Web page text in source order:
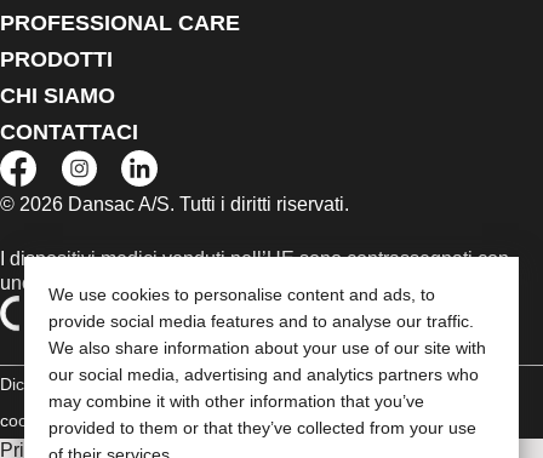
We use cookies to personalise content and ads, to
provide social media features and to analyse our traffic.
We also share information about your use of our site with
our social media, advertising and analytics partners who
may combine it with other information that you’ve
provided to them or that they’ve collected from your use
PROFESSIONAL CARE
PRODOTTI
CHI SIAMO
CONTATTACI
© 2026 Dansac A/S. Tutti i diritti riservati.
I dispositivi medici venduti nell’UE sono contrassegnati con
uno dei seguenti simboli, a seconda dei casi
Dichiarazione di copyright Politica sulla riservatezza Gestione dei
cookie
Compliance
Prima di utilizzare uno dei prodotti indicati, leggi per intero le